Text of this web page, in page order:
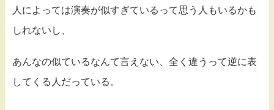
人によっては演奏が似すぎているって思う人もいるかも
しれないし、
あんなの似ているなんて言えない、全く違うって逆に表
してくる人だっている。